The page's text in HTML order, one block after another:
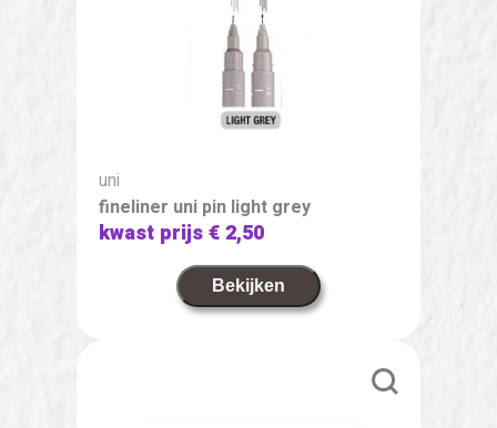
uni
fineliner uni pin light grey
kwast prijs€ 2,50
Bekijken